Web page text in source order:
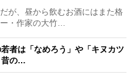
が、昼から飲むお酒にはまた格
・作家の大竹…
者は「なめろう」や「キヌカツ
昔の…